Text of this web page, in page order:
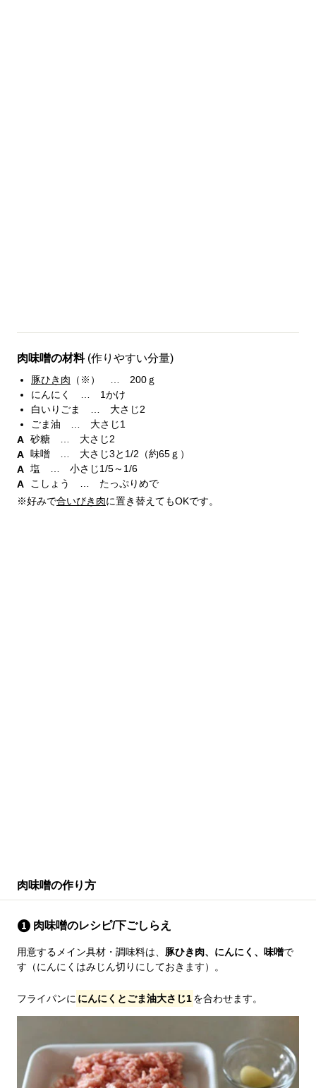
肉味噌の材料 (作りやすい分量)
豚ひき肉 （※） … 200ｇ
にんにく … 1かけ
白いりごま … 大さじ2
ごま油 … 大さじ1
砂糖 … 大さじ2
味噌 … 大さじ3と1/2（約65ｇ）
塩 … 小さじ1/5～1/6
こしょう … たっぷりめで
※好みで合いびき肉に置き替えてもOKです。
肉味噌の作り方
肉味噌のレシピ/下ごしらえ
用意するメイン具材・調味料は、 豚ひき肉、にんにく、味噌で
す（にんにくはみじん切りにしておきます）。
フライパンに にんにくとごま油大さじ1を合わせます。